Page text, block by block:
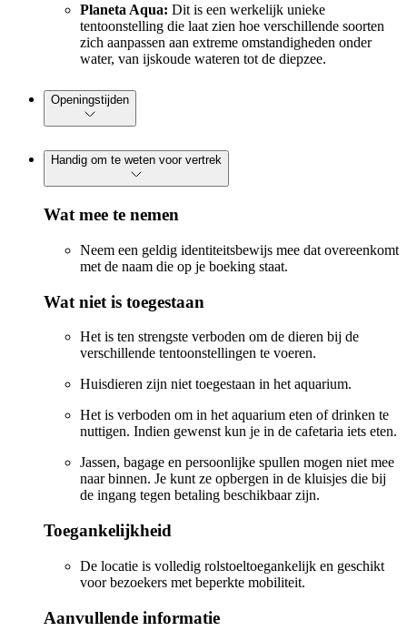
Planeta Aqua: Dit is een werkelijk unieke
tentoonstelling die laat zien hoe verschillende soorten
zich aanpassen aan extreme omstandigheden onder
water, van ijskoude wateren tot de diepzee.
Openingstijden
Handig om te weten voor vertrek
Wat mee te nemen
Neem een geldig identiteitsbewijs mee dat overeenkomt
met de naam die op je boeking staat.
Wat niet is toegestaan
Het is ten strengste verboden om de dieren bij de
verschillende tentoonstellingen te voeren.
Huisdieren zijn niet toegestaan in het aquarium.
Het is verboden om in het aquarium eten of drinken te
nuttigen. Indien gewenst kun je in de cafetaria iets eten.
Jassen, bagage en persoonlijke spullen mogen niet mee
naar binnen. Je kunt ze opbergen in de kluisjes die bij
de ingang tegen betaling beschikbaar zijn.
Toegankelijkheid
De locatie is volledig rolstoeltoegankelijk en geschikt
voor bezoekers met beperkte mobiliteit.
Aanvullende informatie